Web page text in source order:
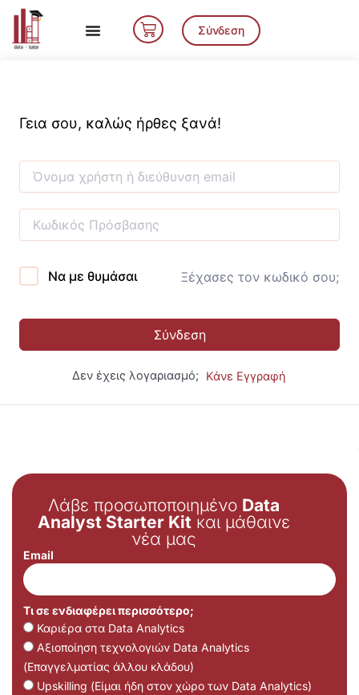
Μετάβαση
περιεχόμενο
Cart Σύνδεση
Γεια σου, καλώς ήρθες ξανά!
Να με θυμάσαι Ξέχασες τον κωδικό σου;
Σύνδεση
Δεν έχεις λογαριασμό; Κάνε Εγγραφή
Λάβε προσωποποιημένο Data
Analyst Starter Kit και μάθαινε
νέα μας
Email
Τι σε ενδιαφέρει περισσότερο;
Καριέρα στα Data Analytics
Αξιοποίηση τεχνολογιών Data Analytics
(Επαγγελματίας άλλου κλάδου)
Upskilling (Είμαι ήδη στον χώρο των Data Analytics)